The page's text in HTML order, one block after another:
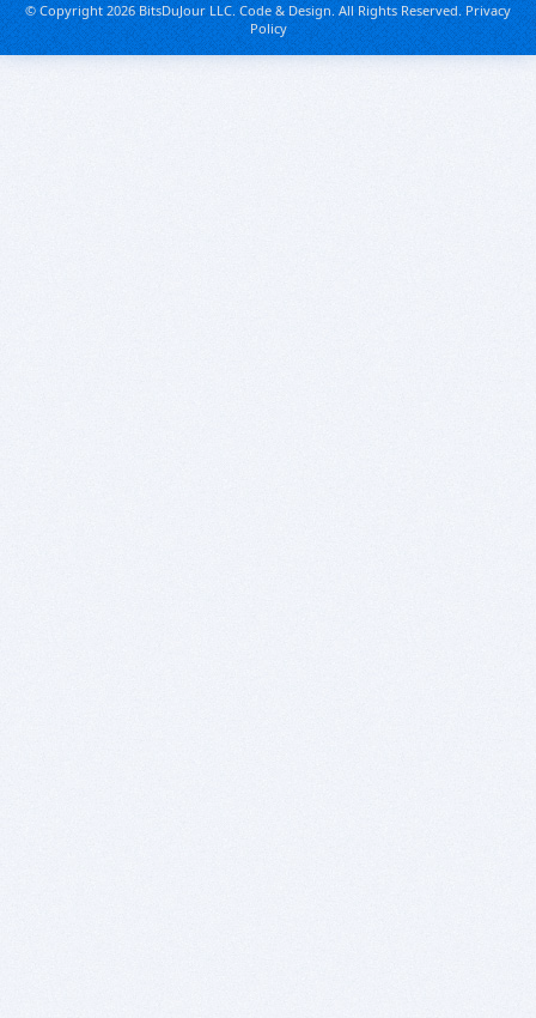
© Copyright 2026 BitsDuJour LLC. Code & Design. All Rights Reserved.Privacy
Policy